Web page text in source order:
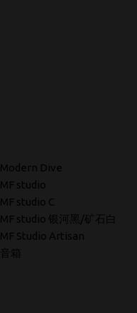
Modern Dive
MF studio
MF studio C
MF studio 银河黑/矿石白
MF Studio Artisan
音箱